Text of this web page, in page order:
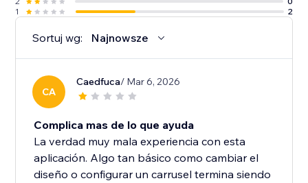
1
2
Sortuj wg: Najnowsze
CA
Caedfuca/ Mar 6, 2026
Complica mas de lo que ayuda
La verdad muy mala experiencia con esta
aplicación. Algo tan básico como cambiar el
diseño o configurar un carrusel termina siendo